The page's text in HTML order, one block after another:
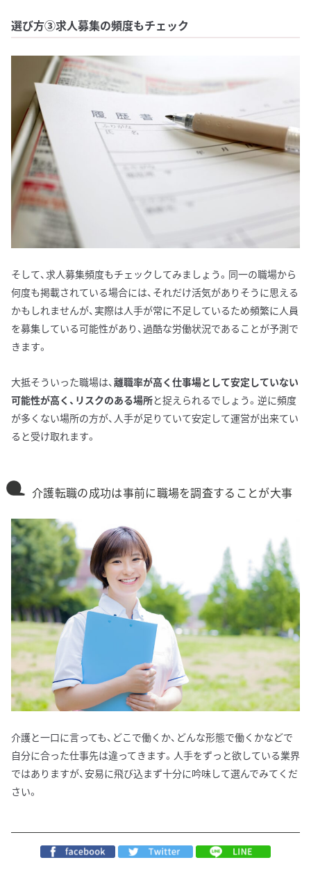
選び方③求人募集の頻度もチェック
そして、求人募集頻度もチェックしてみましょう。同一の職場から
何度も掲載されている場合には、それだけ活気がありそうに思える
かもしれませんが、実際は人手が常に不足しているため頻繁に人員
を募集している可能性があり、過酷な労働状況であることが予測で
きます。
大抵そういった職場は、離職率が高く仕事場として安定していない
可能性が高く、リスクのある場所と捉えられるでしょう。逆に頻度
が多くない場所の方が、人手が足りていて安定して運営が出来てい
ると受け取れます。
介護転職の成功は事前に職場を調査することが大事
介護と一口に言っても、どこで働くか、どんな形態で働くかなどで
自分に合った仕事先は違ってきます。人手をずっと欲している業界
ではありますが、安易に飛び込まず十分に吟味して選んでみてくだ
さい。